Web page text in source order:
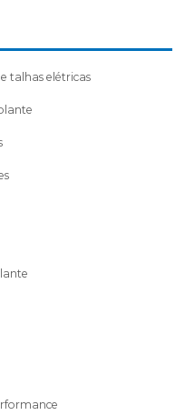
talhas elétricas